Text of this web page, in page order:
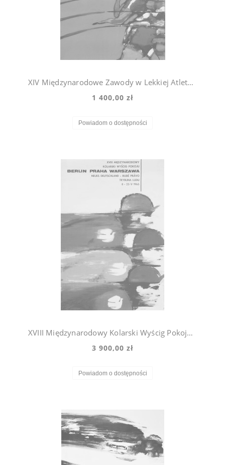
XIV Międzynarodowe Zawody w Lekkiej Atletyce Maciej Urbaniec
1 400,00 zł
Powiadom o dostępności
XVIII Międzynarodowy Kolarski Wyścig Pokoju Maciej Urbaniec 65r.
3 900,00 zł
Powiadom o dostępności